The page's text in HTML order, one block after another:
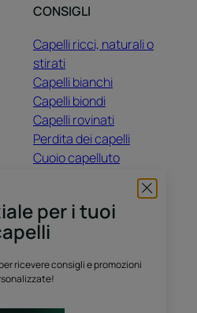
per i tuoi
ricevere consigli e promozioni
CONSIGLI
Capelli ricci, naturali o
stirati
Capelli bianchi
Capelli biondi
Capelli rovinati
Perdita dei capelli
Cuoio capelluto
SIAMO
frequenti
dei prodotti vendita
dei campioni prova gratuiti